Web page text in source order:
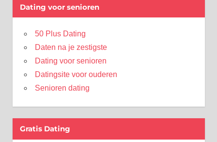
Dating voor senioren
50 Plus Dating
Daten na je zestigste
Dating voor senioren
Datingsite voor ouderen
Senioren dating
Gratis Dating